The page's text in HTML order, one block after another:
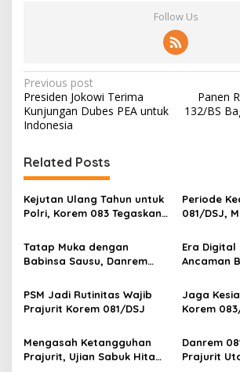
Follow Us
P
o
s
t
n
a
v
i
g
t
o
Previous post
Presiden Jokowi Terima
Kunjungan Dubes PEA untuk
Indonesia
Panen
132/BS
Related Posts
Kejutan Ulang Tahun untuk
Polri, Korem 083 Tegaskan
Malang
Periode
081/DSJ,
Tatap Muka dengan
Babinsa Sausu, Danrem
Penting untuk Prajurit
Era Digital
Ancaman
Ketahanan
PSM Jadi Rutinitas Wajib
Prajurit Korem 081/DSJ
Jaga
Korem
Prajurit
Mengasah Ketangguhan
Prajurit, Ujian Sabuk Hitam
Danrem
Prajurit